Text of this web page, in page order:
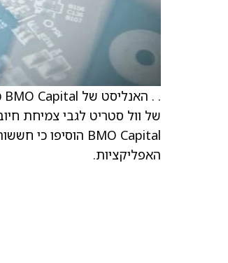
של וול סטריט לגבי צמיחת
האפליקציות.